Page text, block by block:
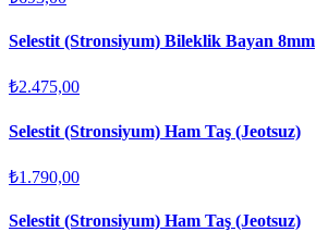
Selestit (Stronsiyum) Bileklik Bayan 8mm
₺2.475,00
Selestit (Stronsiyum) Ham Taş (Jeotsuz)
₺1.790,00
Selestit (Stronsiyum) Ham Taş (Jeotsuz)